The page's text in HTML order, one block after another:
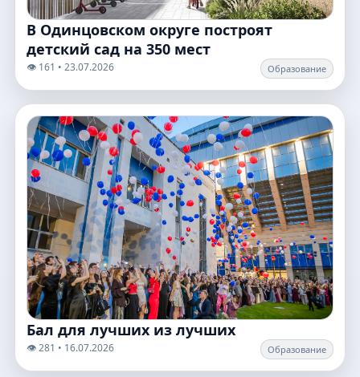
В Одинцовском округе построят
детский сад на 350 мест
👁️ 161 • 23.07.2026 Образование
Бал для лучших из лучших
👁️ 281 • 16.07.2026 Образование